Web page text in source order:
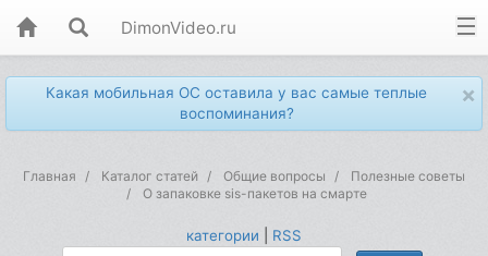
DimonVideo.ru
×
Какая мобильная ОС оставила у вас самые теплые
воспоминания?
Главная Каталог статей Общие вопросы
Полезные советы
О запаковке sis-пакетов на смарте
категории RSS